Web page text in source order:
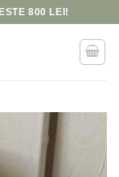
800 LEI!